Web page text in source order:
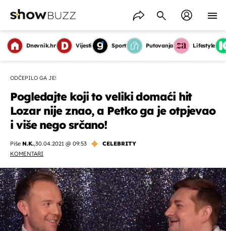
Dnevnik.hr Vijesti Sport Putovanja Lifestyle
ODČEPILO GA JE!
Pogledajte koji to veliki domaći hit
Lozar nije znao, a Petko ga je otpjevao
i više nego srčano!
Piše N.K.,30.04.2021 @ 09:53
CELEBRITY
KOMENTARI
OMOGUĆI OBAVIJESTI